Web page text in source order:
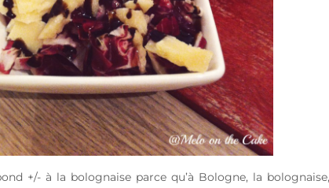
+/- à la bolognaise parce qu’à Bologne, la